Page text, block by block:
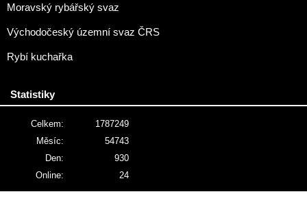
Moravský rybářský svaz
Východočeský územní svaz ČRS
Rybí kuchařka
Statistiky
Online: 24
Celkem:
1787249
Měsíc:
54743
Den:
930